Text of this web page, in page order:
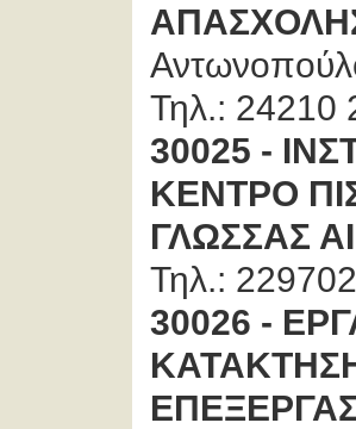
Τηλ.: 24210
30025 -
ΚΕΝΤΡΟ
ΓΛΩΣΣΑΣ
Τηλ.:
30026 -